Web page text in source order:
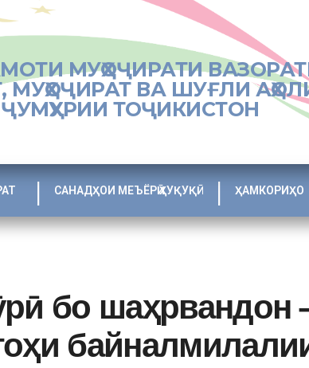
МУҲОҶИРАТИ
МУҲОҶИРАТ ВА ШУҒЛИ
ҶУМҲУРИИ ТОҶИКИСТОН
САНАДҲОИ МЕЪЁРӢ ҲУҚУҚӢ ҲАМКОРИҲО
бо шаҳрвандон